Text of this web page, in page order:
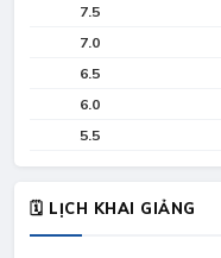
7.5
7.0
6.5
6.0
5.5
🗓 LỊCH KHAI GIẢNG